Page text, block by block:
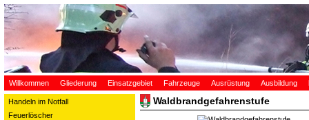
Willkommen Gliederung Einsatzgebiet Fahrzeuge Ausrüstung Ausbildung
Handeln im Notfall
Feuerlöscher
Waldbrandgefahrenstufe